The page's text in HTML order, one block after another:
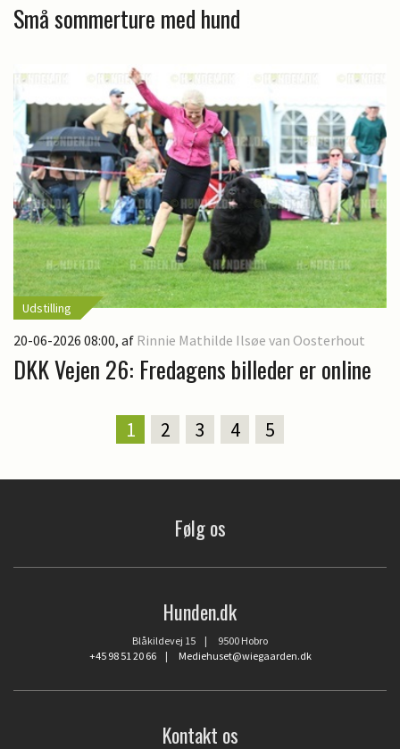
Små sommerture med hund
Udstilling
20-06-2026 08:00, af Rinnie Mathilde Ilsøe van Oosterhout
DKK Vejen 26: Fredagens billeder er online
1 2 3 4 5
Følg os
Hunden.dk
Blåkildevej 15 | 9500 Hobro
+45 98 51 20 66| Mediehuset@wiegaarden.dk
Kontakt os